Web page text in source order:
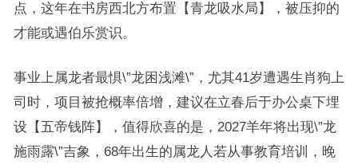
点，这年在书房西北方布置【青龙吸水局】，被压抑的
才能或遇伯乐赏识。
事业上属龙者最惧\”龙困浅滩\”，尤其41岁遭遇生肖狗上
司时，项目被抢概率倍增，建议在立春后于办公桌下埋
设【五帝钱阵】，值得欣喜的是，2027羊年将出现\”龙
施雨露\”吉象，68年出生的属龙人若从事教育培训，晚